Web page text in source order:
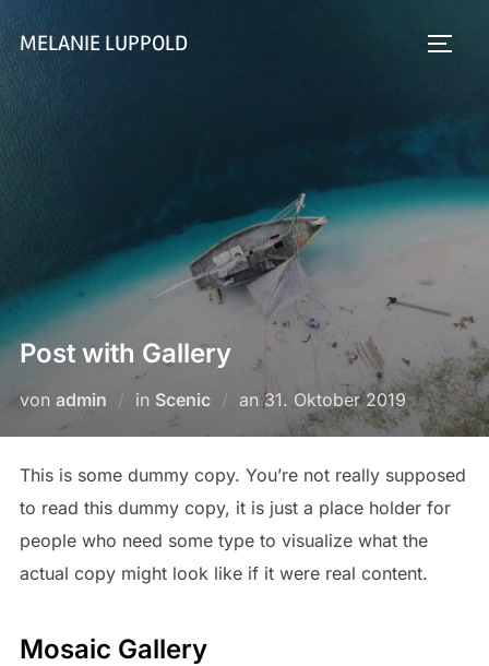
Inhalt
springen
MELANIE LUPPOLD
Post with Gallery
von admin in Scenic anVeröffentlicht
31. Oktober 2019
This is some dummy copy. You’re not really supposed
to read this dummy copy, it is just a place holder for
people who need some type to visualize what the
actual copy might look like if it were real content.
Mosaic Gallery